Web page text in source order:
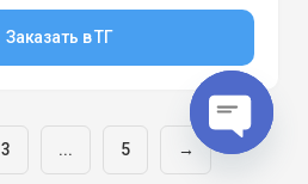
Заказать в ТГ
3 ... 5 →